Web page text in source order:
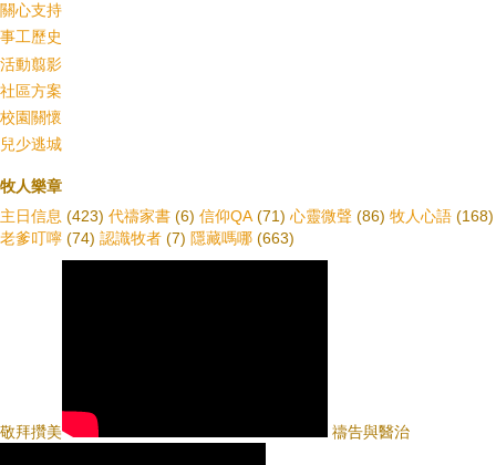
關心支持
事工歷史
活動翦影
社區方案
校園關懷
兒少逃城
牧人樂章
主日信息 (423) 代禱家書 (6) 信仰QA (71) 心靈微聲 (86) 牧人心語 (168)
老爹叮嚀 (74) 認識牧者 (7) 隱藏嗎哪 (663)
敬拜攢美 禱告與醫治